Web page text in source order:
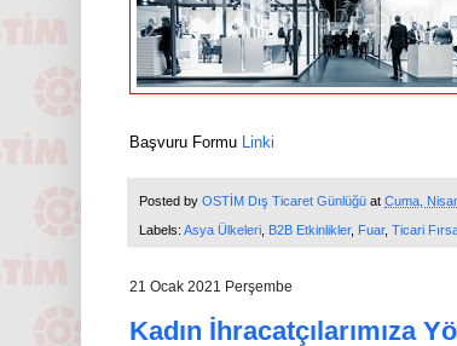
Başvuru Formu Linki
Posted by OSTİM Dış Ticaret Günlüğü at Cuma,
Labels: Asya Ülkeleri B2B Etkinlikler, Fuar, Ticari
21 Ocak 2021 Perşembe
Kadın İhracatçılarımıza